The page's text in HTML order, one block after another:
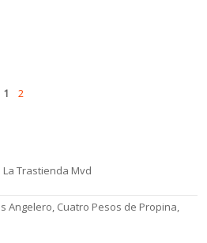
Pages
1 2
Trastienda Mvd
Angelero, Cuatro Pesos de Propina,